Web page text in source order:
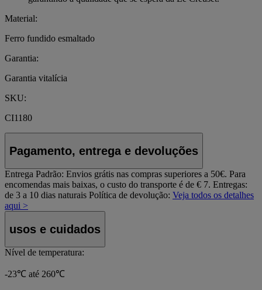
Material:
Ferro fundido esmaltado
Garantia:
Garantia vitalícia
SKU:
CI1180
Pagamento, entrega e devoluções
Entrega Padrão: Envios grátis nas compras superiores a 50€. Para
encomendas mais baixas, o custo do transporte é de € 7. Entregas:
de 3 a 10 dias naturais Política de devolução: Veja todos os detalhes
aqui >
usos e cuidados
Nível de temperatura:
-23℃ até 260℃